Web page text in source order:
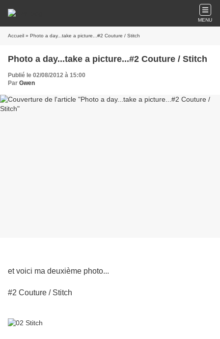
MENU
Accueil » Photo a day...take a picture...#2 Couture / Stitch
Photo a day...take a picture...#2 Couture / Stitch
Publié le 02/08/2012 à 15:00
Par Gwen
et voici ma deuxième photo...
#2 Couture / Stitch